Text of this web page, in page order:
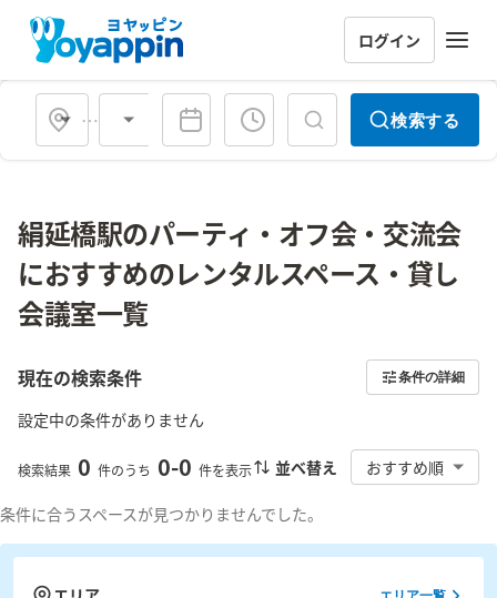
ログイン
会場タイプ 検索する
絹延橋駅のパーティ・オフ会・交流会
におすすめのレンタルスペース・貸し
会議室一覧
現在の検索条件 条件の詳細
設定中の条件がありません
検索結果 0 件のうち 0-0 件を表示 並べ替え おすすめ順
条件に合うスペースが見つかりませんでした。